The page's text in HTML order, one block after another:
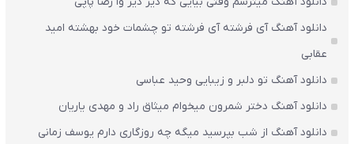
دانلود آهنگ آی فرشته آی فرشته تو چشمات خود بهشته امید
عقابی
دانلود آهنگ تو دلبر و زیبایی وحید عباسی
دانلود آهنگ دختر شمرون میخوام میثاق راد و مهدی یاریان
دانلود آهنگ از شب بپرسید میگه چه روزگاری دارم یوسف زمانی